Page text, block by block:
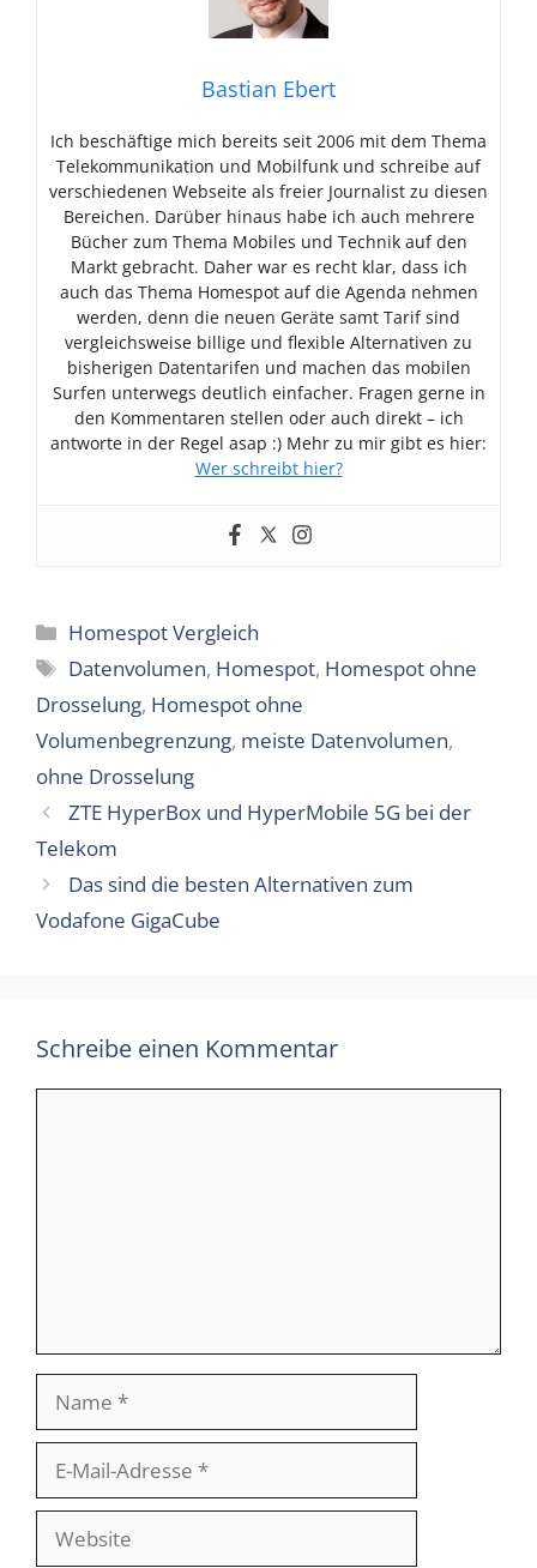
Bastian Ebert
Ich beschäftige mich bereits seit 2006 mit dem Thema
Telekommunikation und Mobilfunk und schreibe auf
verschiedenen Webseite als freier Journalist zu diesen
Bereichen. Darüber hinaus habe ich auch mehrere
Bücher zum Thema Mobiles und Technik auf den
Markt gebracht. Daher war es recht klar, dass ich
auch das Thema Homespot auf die Agenda nehmen
werden, denn die neuen Geräte samt Tarif sind
vergleichsweise billige und flexible Alternativen zu
bisherigen Datentarifen und machen das mobilen
Surfen unterwegs deutlich einfacher. Fragen gerne in
den Kommentaren stellen oder auch direkt – ich
antworte in der Regel asap :) Mehr zu mir gibt es hier:
Wer schreibt hier?
Kategorien
Homespot Vergleich
Schlagwörter
Datenvolumen, Homespot, Homespot ohne
Drosselung, Homespot ohne
Volumenbegrenzung, meiste Datenvolumen,
ohne Drosselung
ZTE HyperBox und HyperMobile 5G bei der
Telekom
Das sind die besten Alternativen zum
Vodafone GigaCube
Schreibe einen Kommentar
Mail-
Adresse